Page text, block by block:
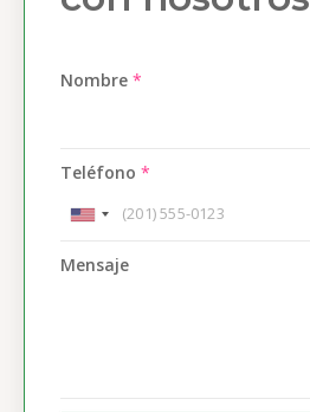
Nombre *
Teléfono *
Mensaje